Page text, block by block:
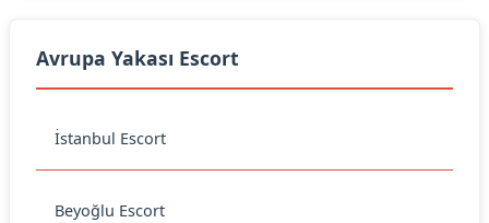
Avrupa Yakası Escort
İstanbul Escort
Beyoğlu Escort